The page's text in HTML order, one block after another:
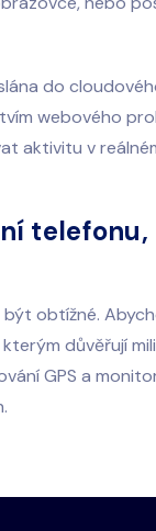
do
webového
aktivitu v
obtížné.
důvěřují
GPS a